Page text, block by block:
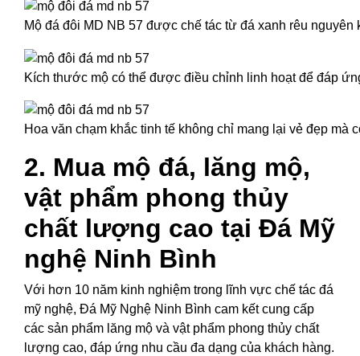
Mộ đá đôi MD NB 57 được chế tác từ đá xanh rêu nguyên
Kích thước mộ có thể được điều chỉnh linh hoạt để đáp
Hoa văn chạm khắc tinh tế không chỉ mang lại vẻ đẹp mà
2. Mua mộ đá, lăng mộ,
vật phẩm phong thủy
chất lượng cao tại Đá Mỹ
nghệ Ninh Bình
Với hơn 10 năm kinh nghiệm trong lĩnh vực chế tác đá
mỹ nghệ, Đá Mỹ Nghệ Ninh Bình cam kết cung cấp
các sản phẩm lăng mộ và vật phẩm phong thủy chất
lượng cao, đáp ứng nhu cầu đa dạng của khách hàng.